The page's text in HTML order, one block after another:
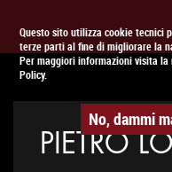
Questo sito utilizza cookie tecnici
terze parti al fine di migliorare la
Per maggiori informazioni visita la
Policy.
No, dammi
APPUNTAMENTO AL
PIETRO